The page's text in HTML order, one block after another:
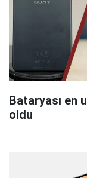
Bataryası en
oldu